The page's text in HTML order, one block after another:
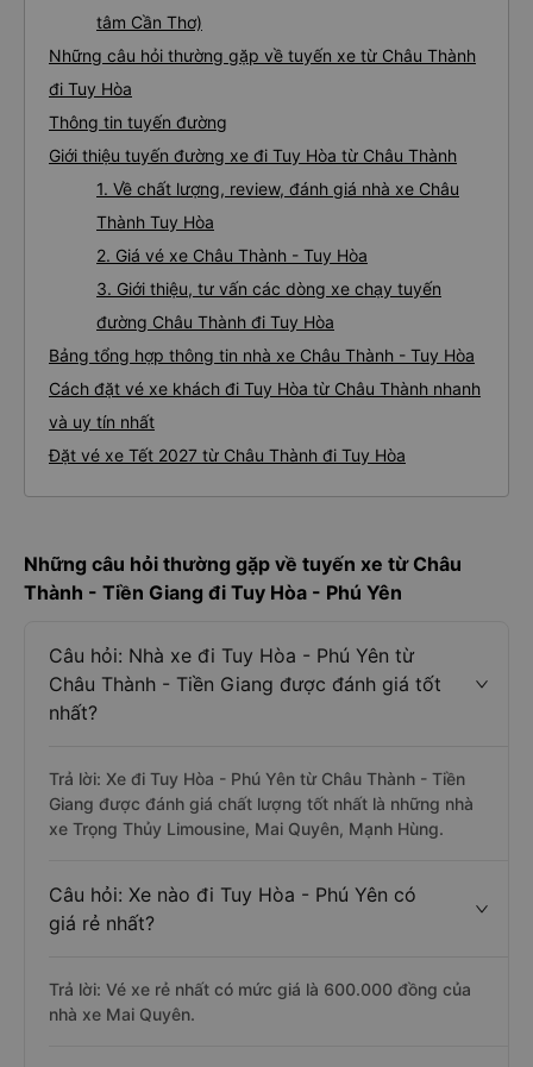
tâm Cần Thơ)
Những câu hỏi thường gặp về tuyến xe từ Châu Thành
đi Tuy Hòa
Thông tin tuyến đường
Giới thiệu tuyến đường xe đi Tuy Hòa từ Châu Thành
1. Về chất lượng, review, đánh giá nhà xe Châu
Thành Tuy Hòa
2. Giá vé xe Châu Thành - Tuy Hòa
3. Giới thiệu, tư vấn các dòng xe chạy tuyến
đường Châu Thành đi Tuy Hòa
Bảng tổng hợp thông tin nhà xe Châu Thành - Tuy Hòa
Cách đặt vé xe khách đi Tuy Hòa từ Châu Thành nhanh
và uy tín nhất
Đặt vé xe Tết 2027 từ Châu Thành đi Tuy Hòa
Những câu hỏi thường gặp về tuyến xe từ Châu
Thành - Tiền Giang đi Tuy Hòa - Phú Yên
Câu hỏi: Nhà xe đi Tuy Hòa - Phú Yên từ
Châu Thành - Tiền Giang được đánh giá tốt
nhất?
Trả lời: Xe đi Tuy Hòa - Phú Yên từ Châu Thành - Tiền
Giang được đánh giá chất lượng tốt nhất là những nhà
xe Trọng Thủy Limousine, Mai Quyên, Mạnh Hùng.
Câu hỏi: Xe nào đi Tuy Hòa - Phú Yên có
giá rẻ nhất?
Trả lời: Vé xe rẻ nhất có mức giá là 600.000 đồng của
nhà xe Mai Quyên.